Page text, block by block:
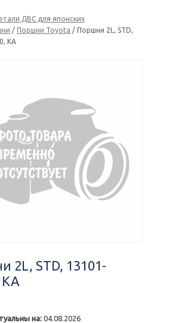
ДВС для японских
/ Поршни Toyota / Поршни 2L, STD,
KA
2L, STD, 13101-
на: 04.08.2026